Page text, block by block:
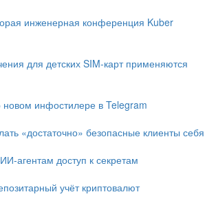
инженерная конференция Kuber
для детских SIM-карт применяются
инфостилере в Telegram
«достаточно» безопасные клиенты себя
доступ к секретам
учёт криптовалют